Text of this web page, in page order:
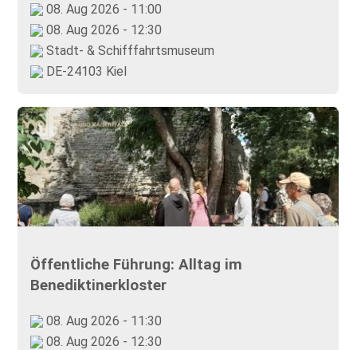
08. Aug 2026 - 11:00
08. Aug 2026 - 12:30
Stadt- & Schifffahrtsmuseum
DE-24103 Kiel
Öffentliche Führung: Alltag im
Benediktinerkloster
08. Aug 2026 - 11:30
08. Aug 2026 - 12:30